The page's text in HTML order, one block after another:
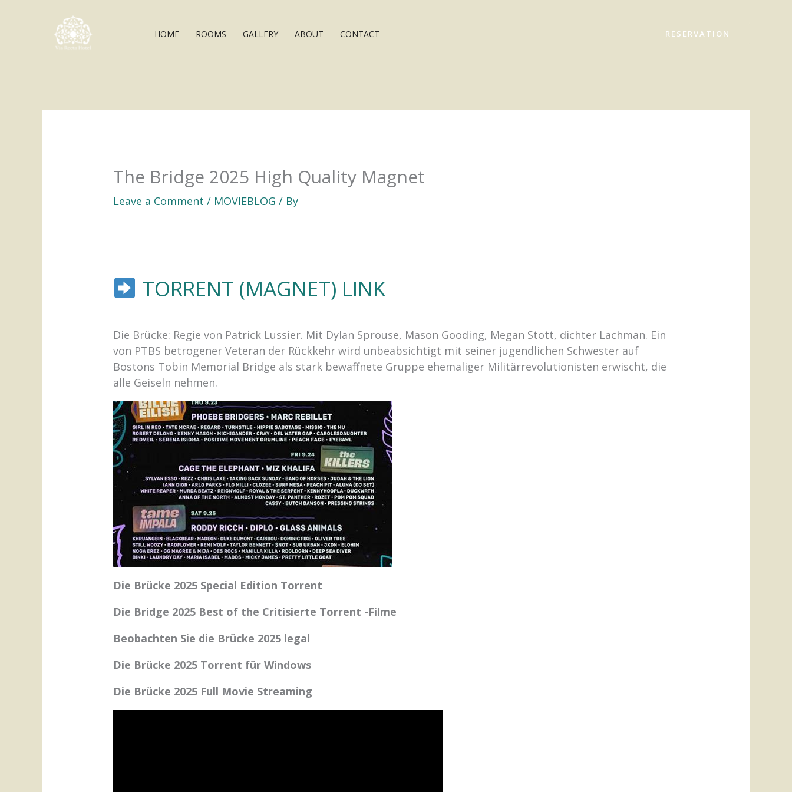
HOME ROOMS GALLERY ABOUT CONTACT RESERVATION
The Bridge 2025 High Quality Magnet
Leave a Comment / MOVIEBLOG / By
TORRENT (MAGNET) LINK
Die Brücke: Regie von Patrick Lussier. Mit Dylan Sprouse, Mason Gooding, Megan Stott, dichter Lachman. Ein
von PTBS betrogener Veteran der Rückkehr wird unbeabsichtigt mit seiner jugendlichen Schwester auf
Bostons Tobin Memorial Bridge als stark bewaffnete Gruppe ehemaliger Militärrevolutionisten erwischt, die
alle Geiseln nehmen.
Die Brücke 2025 Special Edition Torrent
Die Bridge 2025 Best of the Critisierte Torrent -Filme
Beobachten Sie die Brücke 2025 legal
Die Brücke 2025 Torrent für Windows
Die Brücke 2025 Full Movie Streaming